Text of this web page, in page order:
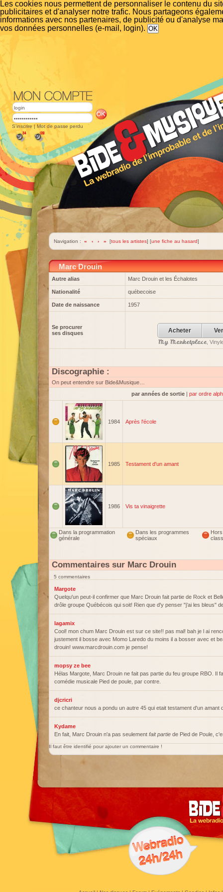
Les cookies nous permettent de personnaliser le contenu du
publicitaires et d'analyser notre trafic. Nous partageons
informations avec nos partenaires, de publicité ou d'analyse
vos données personnelles (e-mail, login).
S'inscrire | Mot de passe perdu
Navigation : « ‹ › » [tous les artistes] [une fiche au hasard]
Marc Drouin
Autre alias Marc Drouin et les Échalotes
Nationalité québecoise
Date de naissance 1957
Se procurer
ses disques
Acheter
My Marketplace,
Discographie :
On peut entendre sur Bide&Musique…
par années de sortie | par ordre
1984 Après l'école
1985 Testament d'un amant
1986 Vis ta vinaigrette
Dans la programmation
générale
Dans les programmes
spéciaux
Hors
Commentaires sur Marc Drouin
5 commentaires
Margote
Quelqu'un peut-il confirmer que Marc Drouin fait partie de Rock et
drôle groupe Québécois qui soit! Rien que d'y penser "j'ai les bleus"
lagamix
Cool! mon chum Marc Drouin est sur ce site!! pas mal! bah je l ai
justement il bosse avec Momo Laredo du moins il a bosser avec et
drouin! www.marcdrouin.com je pense!
mopsy ze bee
Hélas Margote, Marc Drouin ne fait pas partie du feu groupe RBO. Il
comédie musicale Pied de poule, par contre.
djcricri
ce chanteur nous a pondu un autre 45 qui etait testament d'un amant
Kydame
En fait, Marc Drouin n'a pas seulement fait partie de Pied de Poule,
Il faut être identifié pour ajouter un commentaire !